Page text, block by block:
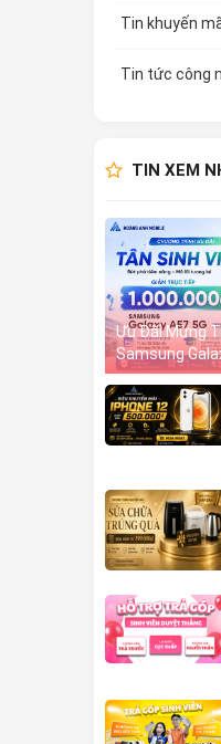
Tin khuyến
Tin tức công
TIN XEM
Ưu Đãi Mừng
Samsung
1.000.000đ